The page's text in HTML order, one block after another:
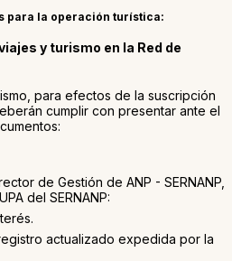
para la operación turística:
y turismo en la Red de
para efectos de la suscripción
cumplir con presentar ante el
de Gestión de ANP - SERNANP,
del SERNANP:
actualizado expedida por la